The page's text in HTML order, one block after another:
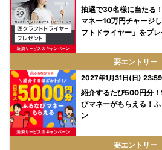
抽選で30名様に当たる
マネー10万円チャージ
フトドライヤー」をプレ
要エントリー
2027年1月31日(日)
紹介するたび500円分
びマネーがもらえる！
ン
要エントリー